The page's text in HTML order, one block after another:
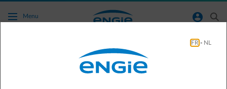
Accéder au contenu principal
Menu normal-account-circle search
Panneaux solaires
FR - NL